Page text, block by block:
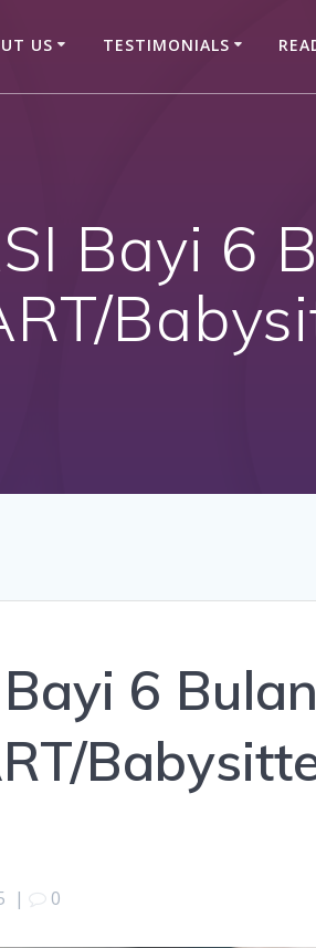
US TESTIMONIALS
Bayi 6
6
| 0